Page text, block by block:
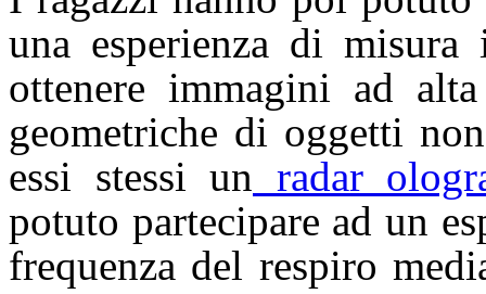
una esperienza di
ottenere immagini ad
geometriche di oggetti
essi stessi un radar
potuto partecipare ad un
frequenza del respiro